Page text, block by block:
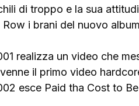
di troppo e la sua
Row i brani del nuovo
realizza un video che
il primo video
esce Paid tha Cost to